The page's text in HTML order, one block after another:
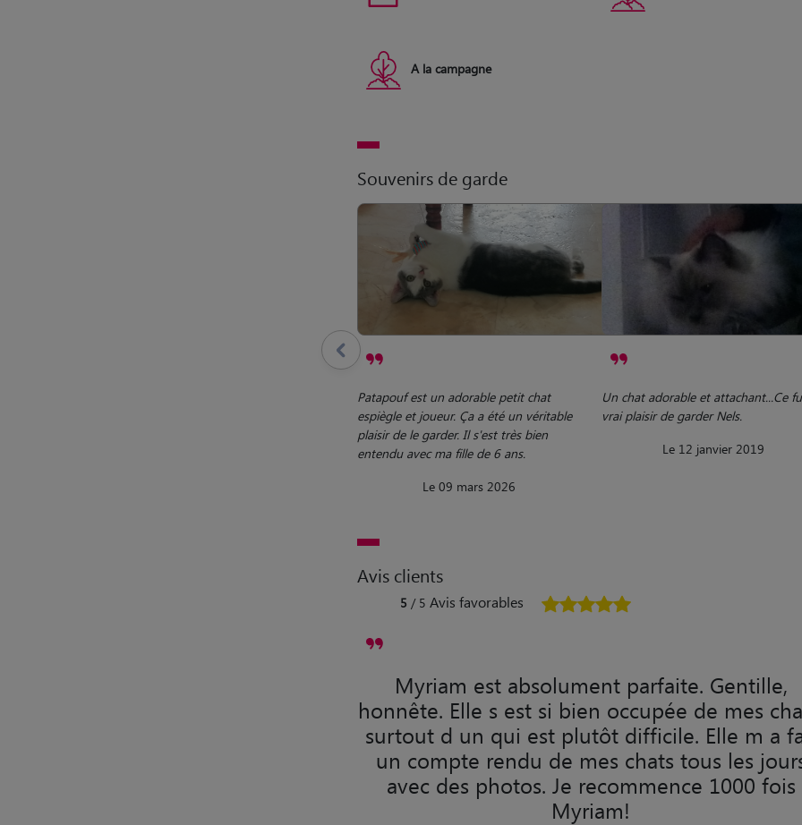
A la campagne
Souvenirs de garde
Patapouf est un adorable petit chat
espiègle et joueur. Ça a été un véritable
plaisir de le garder. Il s'est très bien
entendu avec ma fille de 6 ans.
Le 09 mars 2026
Un chat adorable et attachant...Ce
vrai plaisir de garder Nels.
Le 12 janvier 2019
Avis clients
5 / 5 Avis favorables
Myriam est absolument parfaite. Gentille,
honnête. Elle s est si bien occupée de mes
surtout d un qui est plutôt difficile. Elle m a
un compte rendu de mes chats tous les
avec des photos. Je recommence 1000 fois
Myriam!